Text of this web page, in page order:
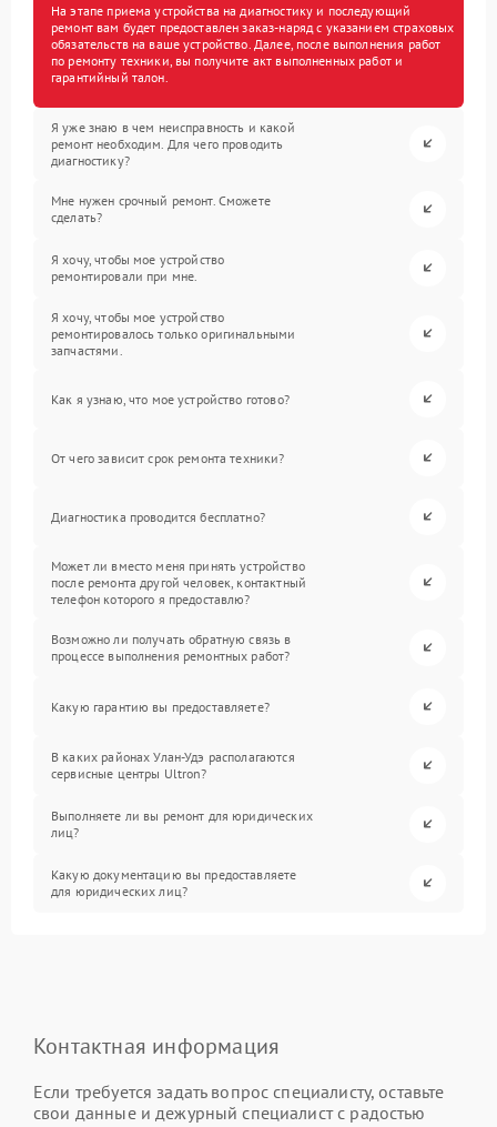
На этапе приема устройства на диагностику и последующий
ремонт вам будет предоставлен заказ-наряд с указанием страховых
обязательств на ваше устройство. Далее, после выполнения работ
по ремонту техники, вы получите акт выполненных работ и
гарантийный талон.
Я уже знаю в чем неисправность и какой
ремонт необходим. Для чего проводить
диагностику?
Мне нужен срочный ремонт. Сможете
сделать?
Я хочу, чтобы мое устройство
ремонтировали при мне.
Я хочу, чтобы мое устройство
ремонтировалось только оригинальными
запчастями.
Как я узнаю, что мое устройство готово?
От чего зависит срок ремонта техники?
Диагностика проводится бесплатно?
Может ли вместо меня принять устройство
после ремонта другой человек, контактный
телефон которого я предоставлю?
Возможно ли получать обратную связь в
процессе выполнения ремонтных работ?
Какую гарантию вы предоставляете?
В каких районах Улан-Удэ располагаются
сервисные центры Ultron?
Выполняете ли вы ремонт для юридических
лиц?
Какую документацию вы предоставляете
для юридических лиц?
Контактная информация
Если требуется задать вопрос специалисту, оставьте
свои данные и дежурный специалист с радостью